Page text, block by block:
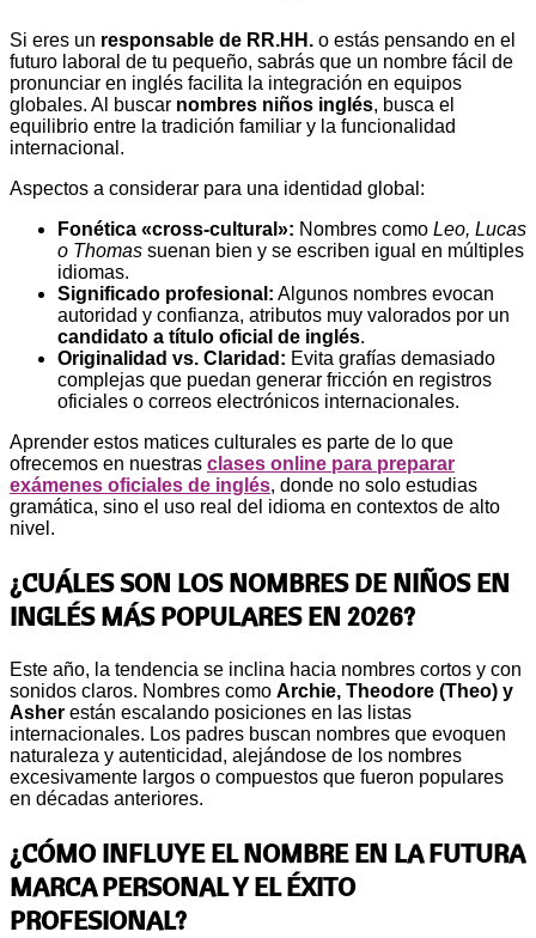
Si eres un responsable de RR.HH. o estás pensando en el
futuro laboral de tu pequeño, sabrás que un nombre fácil de
pronunciar en inglés facilita la integración en equipos
globales. Al buscar nombres niños inglés, busca el
equilibrio entre la tradición familiar y la funcionalidad
internacional.
Aspectos a considerar para una identidad global:
Fonética «cross-cultural»: Nombres como Leo, Lucas
o Thomas suenan bien y se escriben igual en múltiples
idiomas.
Significado profesional: Algunos nombres evocan
autoridad y confianza, atributos muy valorados por un
candidato a título oficial de inglés.
Originalidad vs. Claridad: Evita grafías demasiado
complejas que puedan generar fricción en registros
oficiales o correos electrónicos internacionales.
Aprender estos matices culturales es parte de lo que
ofrecemos en nuestras clases online para preparar
exámenes oficiales de inglés, donde no solo estudias
gramática, sino el uso real del idioma en contextos de alto
nivel.
¿CUÁLES SON LOS NOMBRES DE NIÑOS EN
INGLÉS MÁS POPULARES EN 2026?
Este año, la tendencia se inclina hacia nombres cortos y con
sonidos claros. Nombres como Archie, Theodore (Theo) y
Asher están escalando posiciones en las listas
internacionales. Los padres buscan nombres que evoquen
naturaleza y autenticidad, alejándose de los nombres
excesivamente largos o compuestos que fueron populares
en décadas anteriores.
¿CÓMO INFLUYE EL NOMBRE EN LA FUTURA
MARCA PERSONAL Y EL ÉXITO
PROFESIONAL?